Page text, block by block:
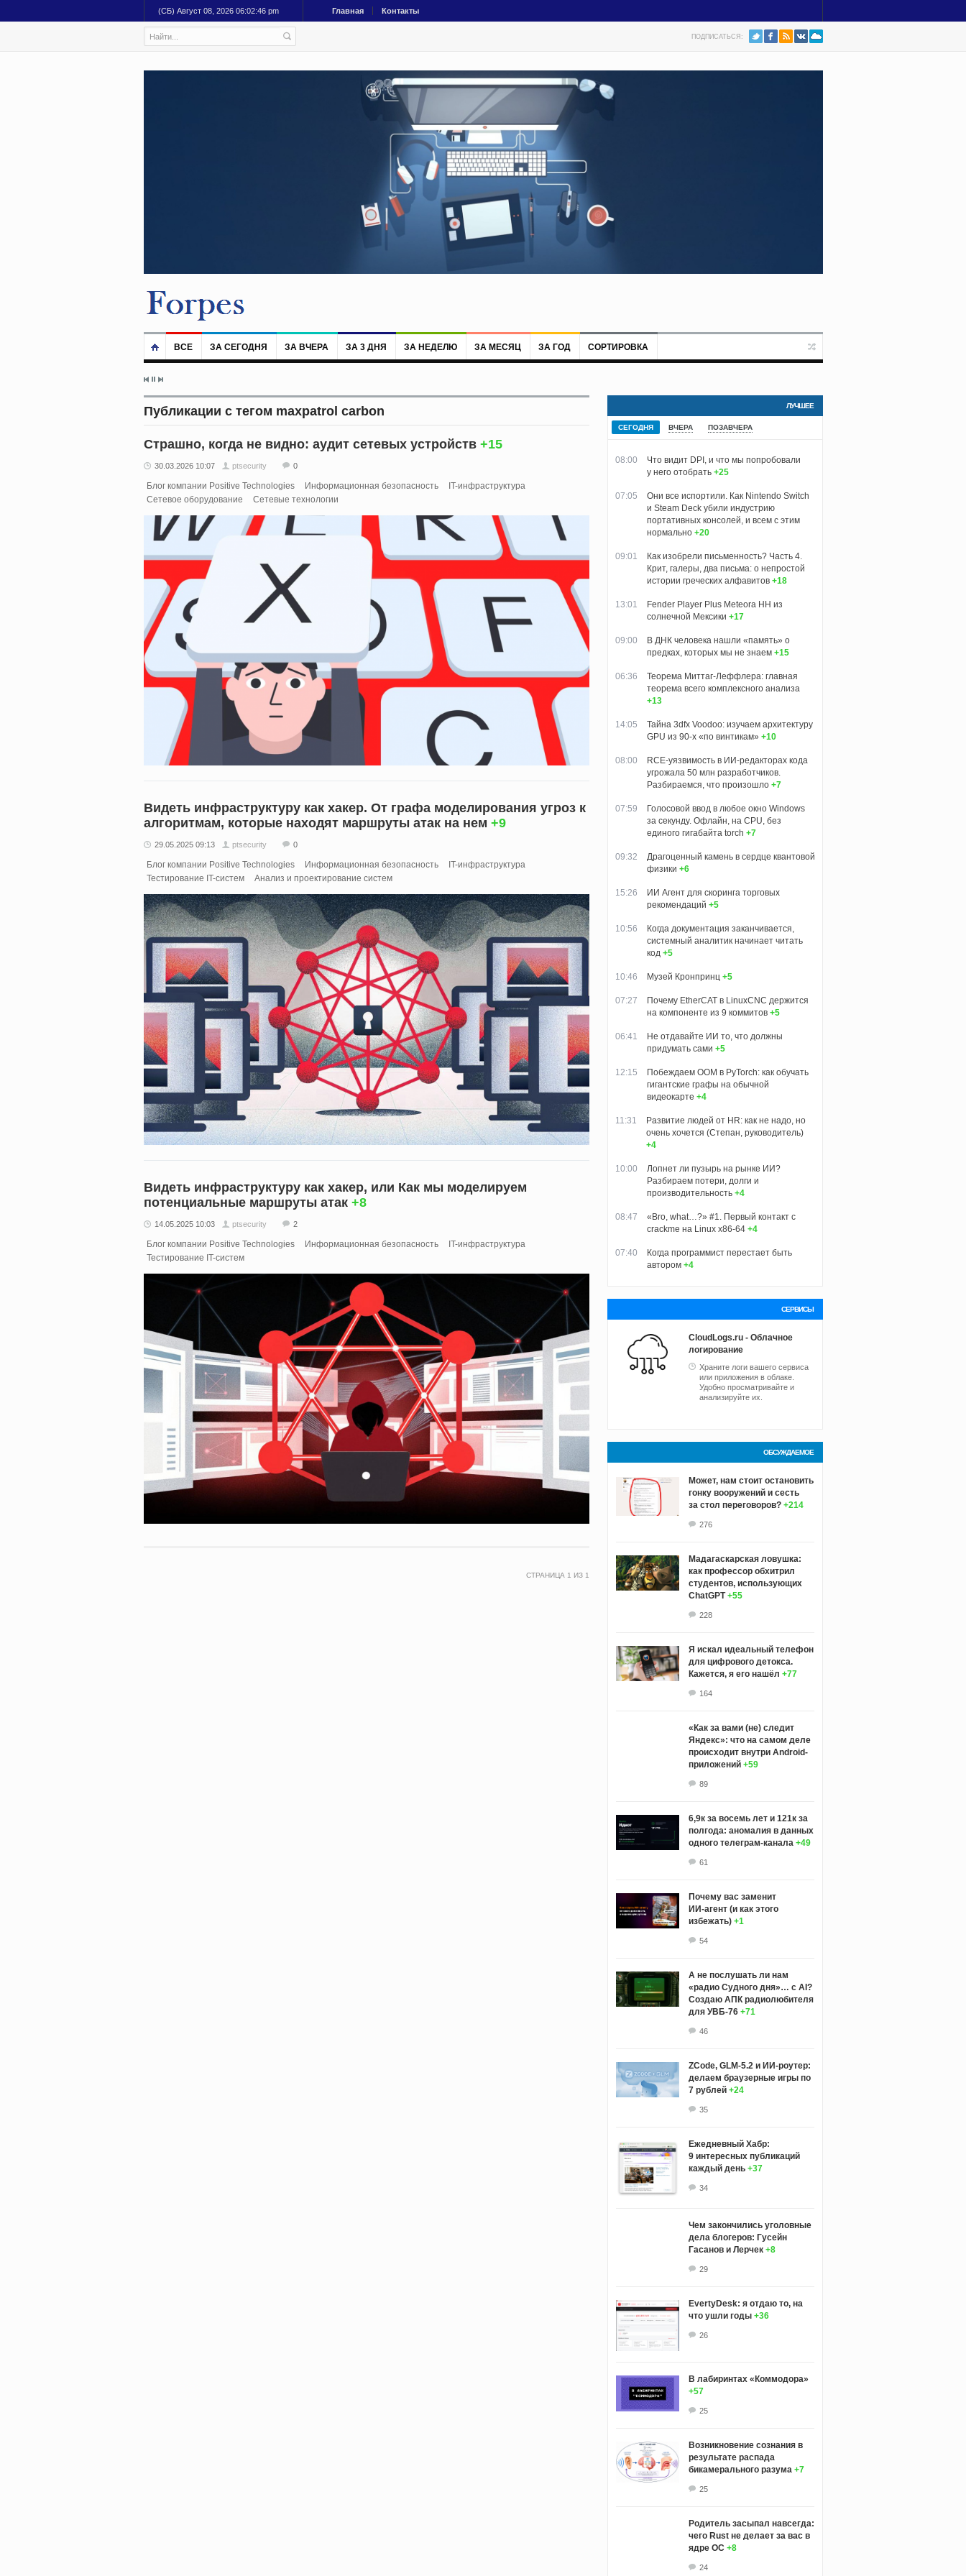
(СБ) Август 08, 2026 06:02:47 pm Главная Контакты
ПОДПИСАТЬСЯ:
ВСЕ ЗА СЕГОДНЯ ЗА ВЧЕРА ЗА 3 ДНЯ ЗА НЕДЕЛЮ ЗА МЕСЯЦ ЗА ГОД СОРТИРОВКА
Публикации с тегом maxpatrol carbon
Страшно, когда не видно: аудит сетевых устройств +15
30.03.2026 10:07 ptsecurity 0
Блог компании Positive Technologies Информационная безопасность
IT-инфраструктура
Сетевое оборудование
Сетевые технологии
Видеть инфраструктуру как хакер. От графа моделирования угроз к
алгоритмам, которые находят маршруты атак на нем +9
29.05.2025 09:13 ptsecurity 0
Блог компании Positive Technologies Информационная безопасность
IT-инфраструктура
Тестирование IT-систем
Анализ и проектирование систем
Видеть инфраструктуру как хакер, или Как мы моделируем
потенциальные маршруты атак +8
14.05.2025 10:03 ptsecurity 2
Блог компании Positive Technologies Информационная безопасность
IT-инфраструктура
Тестирование IT-систем
СТРАНИЦА 1 ИЗ 1
ЛУЧШЕЕ
СЕГОДНЯ ВЧЕРА ПОЗАВЧЕРА
08:00
Что видит DPI, и что мы попробовали
у него отобрать +25
07:05
Они все испортили. Как Nintendo Switch
и Steam Deck убили индустрию
портативных консолей, и всем с этим
нормально +20
09:01
Как изобрели письменность? Часть 4.
Крит, галеры, два письма: о непростой
истории греческих алфавитов +18
13:01
Fender Player Plus Meteora HH из
солнечной Мексики +17
09:00
В ДНК человека нашли «память» о
предках, которых мы не знаем +15
06:36
Теорема Миттаг-Леффлера: главная
теорема всего комплексного анализа
+13
14:05
Тайна 3dfx Voodoo: изучаем архитектуру
GPU из 90-х «по винтикам» +10
08:00
RCE-уязвимость в ИИ-редакторах кода
угрожала 50 млн разработчиков.
Разбираемся, что произошло +7
07:59
Голосовой ввод в любое окно Windows
за секунду. Офлайн, на CPU, без
единого гигабайта torch +7
09:32
Драгоценный камень в сердце квантовой
физики +6
15:26
ИИ Агент для скоринга торговых
рекомендаций +5
10:56
Когда документация заканчивается,
системный аналитик начинает читать
код +5
10:46 Музей Кронпринц +5
07:27
Почему EtherCAT в LinuxCNC держится
на компоненте из 9 коммитов +5
06:41
Не отдавайте ИИ то, что должны
придумать сами +5
12:15
Побеждаем OOM в PyTorch: как обучать
гигантские графы на обычной
видеокарте +4
11:31
Развитие людей от HR: как не надо, но
очень хочется (Степан, руководитель)
+4
10:00
Лопнет ли пузырь на рынке ИИ?
Разбираем потери, долги и
производительность +4
08:47
«Bro, what…?» #1. Первый контакт с
crackme на Linux x86-64 +4
07:40
Когда программист перестает быть
автором +4
СЕРВИСЫ
CloudLogs.ru - Облачное
логирование
Храните логи вашего сервиса
или приложения в облаке.
Удобно просматривайте и
анализируйте их.
ОБСУЖДАЕМОЕ
Может, нам стоит остановить
гонку вооружений и сесть
за стол переговоров? +214
276
Мадагаскарская ловушка:
как профессор обхитрил
студентов, использующих
ChatGPT +55
228
Я искал идеальный телефон
для цифрового детокса.
Кажется, я его нашёл +77
164
«Как за вами (не) следит
Яндекс»: что на самом деле
происходит внутри Android-
приложений +59
89
6,9к за восемь лет и 121к за
полгода: аномалия в данных
одного телеграм-канала +49
61
Почему вас заменит
ИИ‑агент (и как этого
избежать) +1
54
А не послушать ли нам
«радио Судного дня»… с AI?
Создаю АПК радиолюбителя
для УВБ-76 +71
46
ZCode, GLM-5.2 и ИИ-роутер:
делаем браузерные игры по
7 рублей +24
35
Ежедневный Хабр:
9 интересных публикаций
каждый день +37
34
Чем закончились уголовные
дела блогеров: Гусейн
Гасанов и Лерчек +8
29
EvertyDesk: я отдаю то, на
что ушли годы +36
26
В лабиринтах «Коммодора»
+57
25
Возникновение сознания в
результате распада
бикамерального разума +7
25
Родитель засыпал навсегда:
чего Rust не делает за вас в
ядре ОС +8
24